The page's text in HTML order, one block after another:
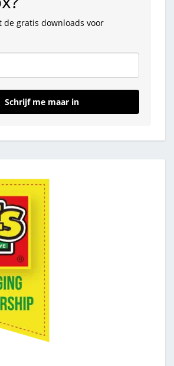
de gratis downloads voor
Schrijf me maar in